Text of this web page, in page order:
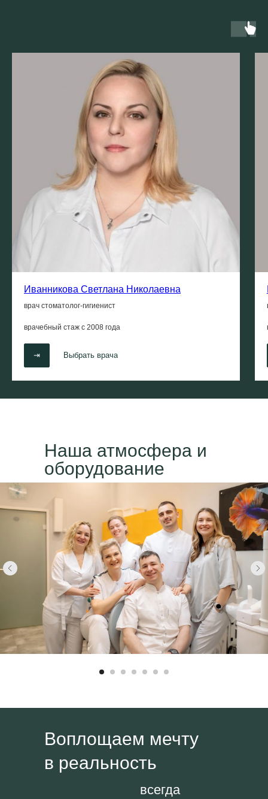
Иванникова Светлана Николаевна
врач стоматолог-гигиенист
врачебный стаж с 2008 года
⇥ Выбрать врача
Наша атмосфера и
оборудование
Воплощаем мечту
в реальность
всегда